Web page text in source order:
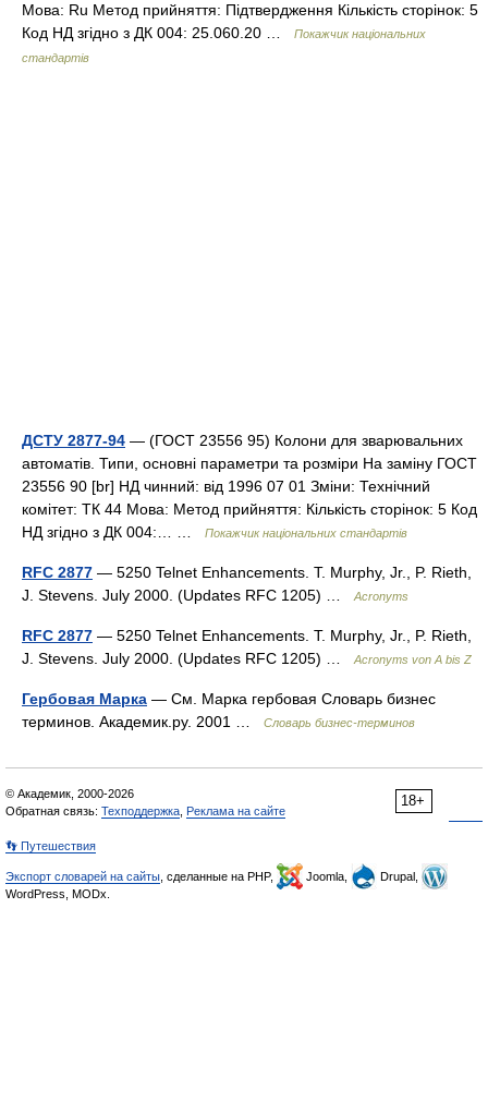
Мова: Ru Метод прийняття: Підтвердження Кількість сторінок: 5
Код НД згідно з ДК 004: 25.060.20 …
Покажчик національних
стандартів
ДСТУ 2877-94 — (ГОСТ 23556 95) Колони для зварювальних
автоматів. Типи, основні параметри та розміри На заміну ГОСТ
23556 90 [br] НД чинний: від 1996 07 01 Зміни: Технічний
комітет: ТК 44 Мова: Метод прийняття: Кількість сторінок: 5 Код
НД згідно з ДК 004:… …
Покажчик національних стандартів
RFC 2877 — 5250 Telnet Enhancements. T. Murphy, Jr., P. Rieth,
J. Stevens. July 2000. (Updates RFC 1205) …
Acronyms
RFC 2877 — 5250 Telnet Enhancements. T. Murphy, Jr., P. Rieth,
J. Stevens. July 2000. (Updates RFC 1205) …
Acronyms von A bis Z
Гербовая Марка — См. Марка гербовая Словарь бизнес
терминов. Академик.ру. 2001 …
Словарь бизнес-терминов
18+
© Академик, 2000-2026
Обратная связь: Техподдержка Реклама на сайте
👣 Путешествия
Экспорт словарей на сайты , сделанные на PHP, Joomla,
Drupal,
WordPress, MODx.